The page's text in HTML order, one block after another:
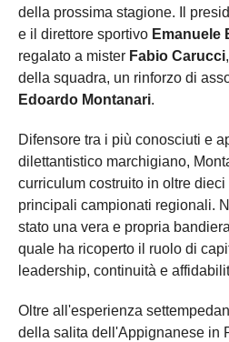
della prossima stagione. Il
e il direttore sportivo Emanuele
regalato a mister Fabio Carucci
della squadra, un rinforzo di
Edoardo Montanari.
Difensore tra i più conosciuti e
dilettantistico marchigiano,
curriculum costruito in oltre
principali campionati regionali.
stato una vera e propria
quale ha ricoperto il ruolo di
leadership, continuità e
Oltre all'esperienza
della salita dell'Appignanese in